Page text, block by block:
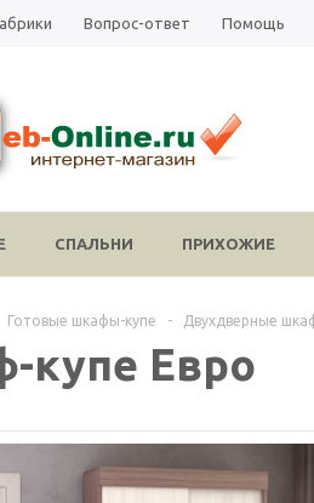
Вопрос-ответ Помощь
СПАЛЬНИ ПРИХОЖИЕ
Готовые шкафы-купе - Двухдверные
купе Евро